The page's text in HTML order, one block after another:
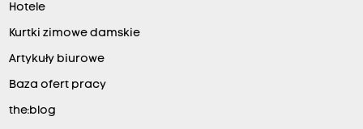
Hotele
Kurtki zimowe damskie
Artykuły biurowe
Baza ofert pracy
the:blog